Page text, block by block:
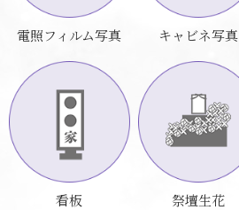
電照フィルム写真 キャビネ写真
看板 祭壇生花